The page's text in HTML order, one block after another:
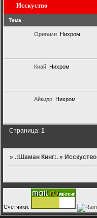
Исскуство
Тема
Оригами Нихром
Киай Нихром
Айкидо Нихром
Страница:1
».:Шаман Кинг:. » Исскуство
Счётчики: